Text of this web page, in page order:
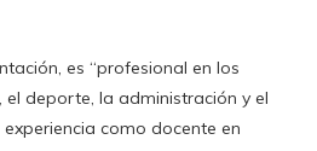
es “profesional en los
el deporte, la administración y el
como docente en